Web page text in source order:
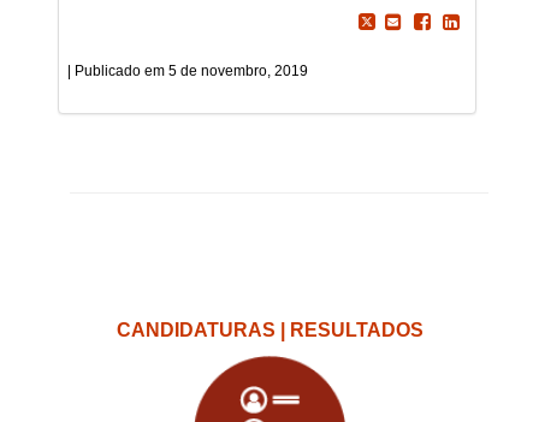
5 de novembro, 2019
CANDIDATURAS | RESULTADOS